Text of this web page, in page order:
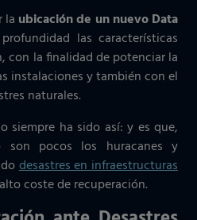
la ubicación de un nuevo Data
las características
con la finalidad de potenciar la
instalaciones y también con el
naturales.
siempre ha sido así: y es que,
son pocos los huracanes y
desastres en infraestructuras
coste de recuperación.